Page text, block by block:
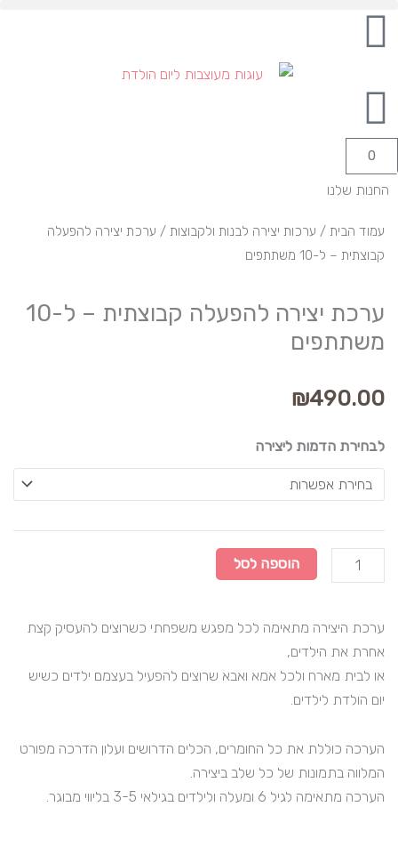
לתוכן
דילוג
0
עגלת
החנות שלנו
עמוד הבית / ערכות יצירה לבנות ולקבוצות / ערכת יצירה להפעלה
קבוצתית – ל-10 משתתפים
ערכת יצירה להפעלה קבוצתית – ל-10
משתתפים
₪490.00
לבחירת הדמות ליצירה
כמות
של
ערכת
קבוצתית
-
משתתפים
הוספה לסל
ערכת היצירה מתאימה לכל מפגש משפחתי כשרוצים להעסיק קצת
אחרת את הילדים,
או לבית מארח ולכל אמא ואבא שרוצים להפעיל בעצמם ילדים כשיש
יום הולדת לילדים.
הערכה כוללת את כל החומרים, הכלים הדרושים ועלון הדרכה מפורט
המלווה בתמונות של כל שלב ביצירה.
הערכה מתאימה לגיל 6 ומעלה ולילדים בגילאי 3-5 בליווי מבוגר.